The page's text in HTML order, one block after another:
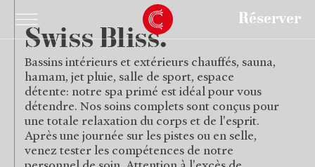
Réserver
Swiss Bliss.
Bassins intérieurs et extérieurs chauffés, sauna,
hamam, jet pluie, salle de sport, espace
détente: notre spa primé est idéal pour vous
détendre. Nos soins complets sont conçus pour
une totale relaxation du corps et de l'esprit.
Après une journée sur les pistes ou en selle,
venez tester les compétences de notre